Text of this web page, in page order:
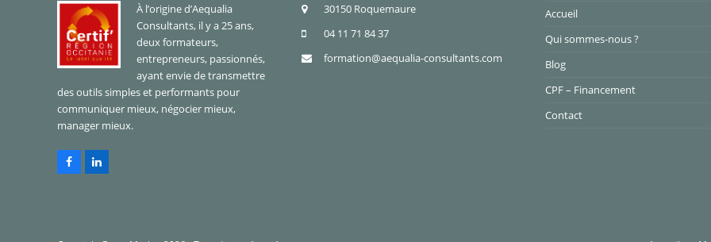
À l’origine d’Aequalia
Consultants, il y a 25 ans,
deux formateurs,
entrepreneurs, passionnés,
ayant envie de transmettre
des outils simples et performants pour
communiquer mieux, négocier mieux,
manager mieux.
FacebookLinkedIn
30150 Roquemaure
04 11 71 84 37
formation@aequalia-consultants.com
Accueil
Qui sommes-nous ?
Blog
CPF – Financement
Contact